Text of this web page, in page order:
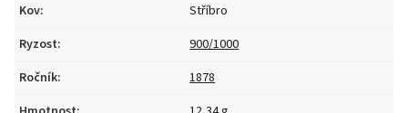
Kov:
Stříbro
Ryzost:
900/1000
Ročník:
1878